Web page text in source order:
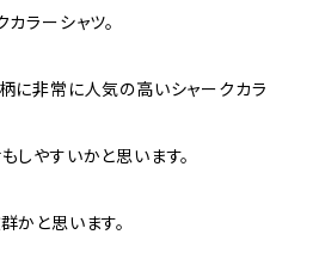
ラーシャツ。
に非常に人気の高いシャークカラ
しやすいかと思います。
かと思います。